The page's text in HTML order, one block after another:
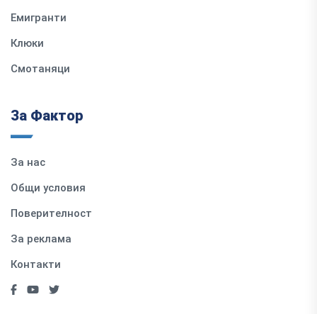
Емигранти
Клюки
Смотаняци
За Фактор
За нас
Общи условия
Поверителност
За реклама
Контакти